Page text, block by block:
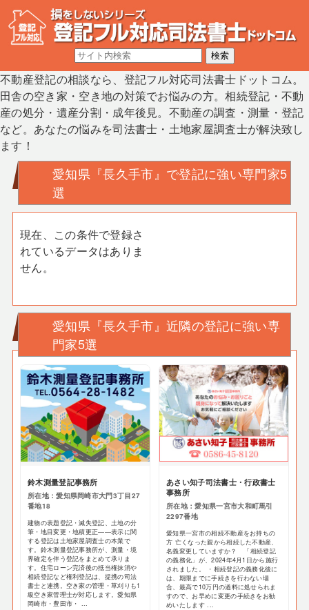
不動産登記の相談なら、登記フル対応司法書士ドットコム。
田舎の空き家・空き地の対策でお悩みの方。相続登記・不動
産の処分・遺産分割・成年後見。不動産の調査・測量・登記
など。あなたの悩みを司法書士・土地家屋調査士が解決致し
ます！
愛知県『長久手市』で登記に強い専門家5
選
現在、この条件で登録さ
れているデータはありま
せん。
愛知県『長久手市』近隣の登記に強い専
門家5選
鈴木測量登記事務所
所在地：愛知県岡崎市大門3丁目27
番地18
建物の表題登記・滅失登記、土地の分
筆・地目変更・地積更正——表示に関
する登記は土地家屋調査士の本業で
す。鈴木測量登記事務所が、測量・境
界確定を伴う登記をまとめて承りま
す。住宅ローン完済後の抵当権抹消や
相続登記など権利登記は、提携の司法
書士と連携。空き家の管理・草刈りも1
級空き家管理士が対応します。愛知県
岡崎市・豊田市・ ...
あさい知子司法書士・行政書士
事務所
所在地：愛知県一宮市大和町馬引
2297番地
愛知県一宮市の相続不動産をお持ちの
方 亡くなった親から相続した不動産、
名義変更していますか？ 「相続登記
の義務化」が、2024年4月1日から施行
されました。 ・相続登記の義務化後に
は、期限までに手続きを行わない場
合、最高で10万円の過料に処せられま
すので、お早めに変更の手続きをお勧
めいたします ...